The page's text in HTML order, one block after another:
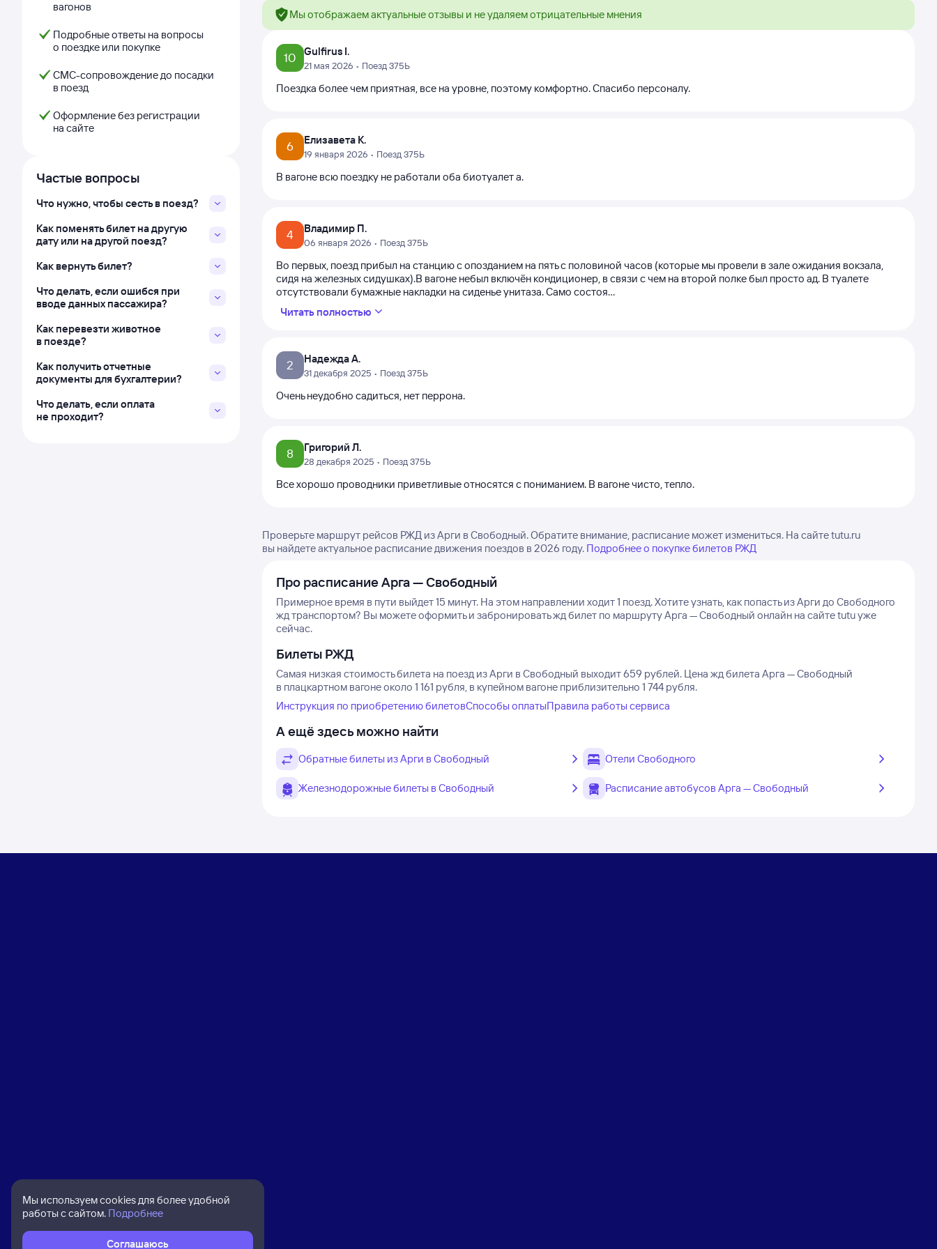
вагонов
Подробные ответы на вопросы
о поездке или покупке
СМС-сопровождение до посадки
в поезд
Оформление без регистрации
на сайте
Частые вопросы
Что нужно, чтобы сесть в поезд?
Как поменять билет на другую
дату или на другой поезд?
Как вернуть билет?
Что делать, если ошибся при
вводе данных пассажира?
Как перевезти животное
в поезде?
Как получить отчетные
документы для бухгалтерии?
Что делать, если оплата
не проходит?
Мы отображаем актуальные отзывы и не удаляем отрицательные мнения
10 Gulfirus I.
21 мая 2026 • Поезд 375Ь
Поездка более чем приятная, все на уровне, поэтому комфортно. Спасибо персоналу.
6 Елизавета К.
19 января 2026 • Поезд 375Ь
В вагоне всю поездку не работали оба биотуалет а.
4 Владимир П.
06 января 2026 • Поезд 375Ь
Во первых, поезд прибыл на станцию с опозданием на пять с половиной часов (которые мы провели в зале ожидания вокзала,
сидя на железных сидушках).В вагоне небыл включён кондиционер, в связи с чем на второй полке был просто ад. В туалете
отсутствовали бумажные накладки на сиденье унитаза. Само состоя...
Читать полностью
2 Надежда А.
31 декабря 2025 • Поезд 375Ь
Очень неудобно садиться, нет перрона.
8 Григорий Л.
28 декабря 2025 • Поезд 375Ь
Все хорошо проводники приветливые относятся с пониманием. В вагоне чисто, тепло.
Проверьте маршрут рейсов РЖД из Арги в Свободный. Обратите внимание, расписание может измениться. На сайте tutu.ru
вы найдете актуальное расписание движения поездов в 2026 году. Подробнее о покупке билетов РЖД
Про расписание Арга — Свободный
Примерное время в пути выйдет 15 минут. На этом направлении ходит 1 поезд.Хотите узнать, как попасть из Арги до Свободного
жд транспортом? Вы можете оформить и забронировать жд билет по маршруту Арга — Свободный онлайн на сайте tutu уже
сейчас.
Билеты РЖД
Самая низкая стоимость билета на поезд из Арги в Свободный выходит 659 рублей. Цена жд билета Арга — Свободный
в плацкартном вагоне около 1 161 рубля, в купейном вагоне приблизительно 1 744 рубля.
Инструкция по приобретению билетовСпособы оплатыПравила работы сервиса
А ещё здесь можно найти
Обратные билеты из Арги в Свободный Отели Свободного
Железнодорожные билеты в Свободный Расписание автобусов Арга — Свободный
Мы используем cookies для более удобной
работы с сайтом. Подробнее
Соглашаюсь